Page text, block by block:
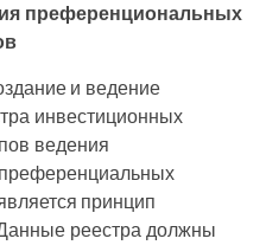
преференциональных
и ведение
инвестиционных
ведения
преференциальных
принцип
реестра должны